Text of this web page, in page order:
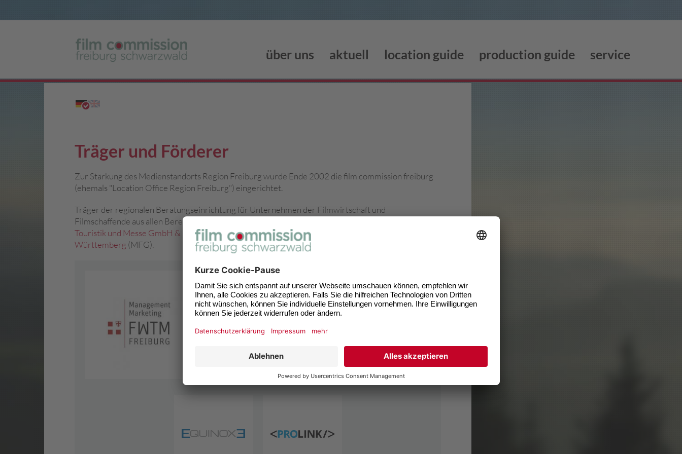
über uns aktuell location guide production guide service
Träger und Förderer
Zur Stärkung des Medienstandorts Region Freiburg wurde Ende 2002 die film commission freiburg
(ehemals "Location Office Region Freiburg") eingerichtet.
Träger der regionalen Beratungseinrichtung für Unternehmen der Filmwirtschaft und
Filmschaffende aus allen Bereichen sind die
Touristik und Messe GmbH & Co.KG (FWTM) und dieMedien- und Filmgesellschaft Baden
Württemberg (MFG).